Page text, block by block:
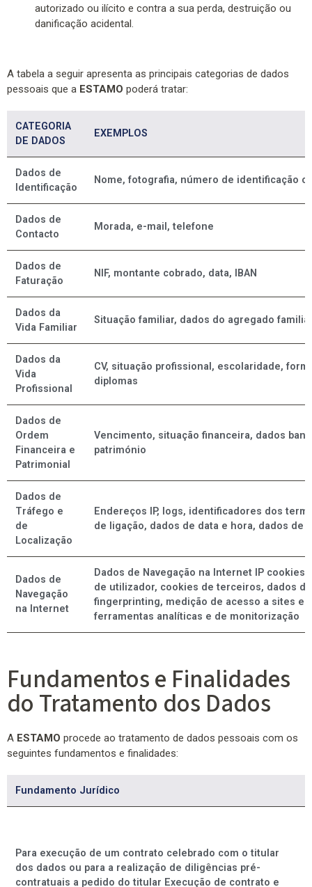
autorizado ou ilícito e contra a sua perda, destruição ou
danificação acidental.
A tabela a seguir apresenta as principais categorias de dados
pessoais que a ESTAMO poderá tratar:
CATEGORIA
DE DADOS
EXEMPLOS
Dados de
Identificação
Nome, fotografia, número de identificação
Dados de
Contacto
Morada, e-mail, telefone
Dados de
Faturação
NIF, montante cobrado, data, IBAN
Dados da
Vida Familiar
Situação familiar, dados do agregado
Dados da
Vida
Profissional
CV, situação profissional, escolaridade,
diplomas
Dados de
Ordem
Financeira e
Patrimonial
Vencimento, situação financeira, dados
património
Dados de
Tráfego e
de
Localização
Endereços IP, logs, identificadores dos
de ligação, dados de data e hora, dados de
Dados de
Navegação
na Internet
Dados de Navegação na Internet IP cookies
de utilizador, cookies de terceiros, dados
fingerprinting, medição de acesso a sites e
ferramentas analíticas e de monitorização
Fundamentos e Finalidades
do Tratamento dos Dados
A ESTAMO procede ao tratamento de dados pessoais com os
seguintes fundamentos e finalidades:
Fundamento Jurídico
Para execução de um contrato celebrado com o titular
dos dados ou para a realização de diligências pré-
contratuais a pedido do titular Execução de contrato e